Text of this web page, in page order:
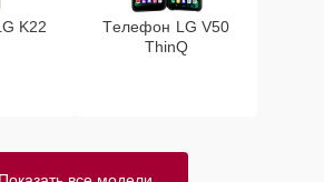
K22
Телефон LG V50
ThinQ